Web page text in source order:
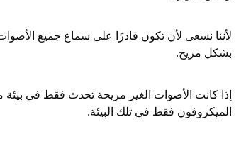
لأننا نسعى لأن تكون قادرًا على سماع جميع
بشكل مريح.
إذا كانت الأصوات الغير مريحة تحدث فقط في
الميكروفون فقط في تلك البيئة.